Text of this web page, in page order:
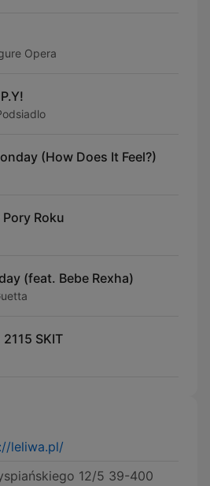
Opera
(How Does It Feel?)
Roku
(feat. Bebe Rexha)
2115 SKIT
leliwa.pl/
12/5 39-400